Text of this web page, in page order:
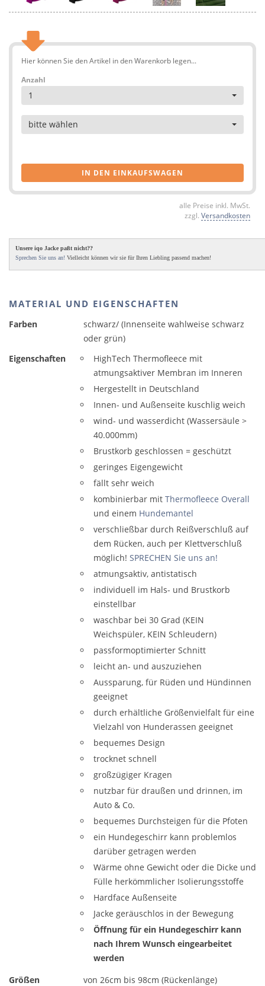
Hier können Sie den Artikel in den Warenkorb legen...
Anzahl
1
Artikel
bitte wählen
IN DEN EINKAUFSWAGEN
alle Preise inkl. MwSt.
zzgl. Versandkosten
Unsere iqo Jacke paßt nicht??
Sprechen Sie uns an! Vielleicht können wir sie für Ihren Liebling passend machen!
MATERIAL UND EIGENSCHAFTEN
Farben
schwarz/ (Innenseite wahlweise schwarz
oder grün)
Eigenschaften
HighTech Thermofleece mit
atmungsaktiver Membran im Inneren
Hergestellt in Deutschland
Innen- und Außenseite kuschlig weich
wind- und wasserdicht (Wassersäule >
40.000mm)
Brustkorb geschlossen = geschützt
geringes Eigengewicht
fällt sehr weich
kombinierbar mit Thermofleece Overall
und einem Hundemantel
verschließbar durch Reißverschluß auf
dem Rücken, auch per Klettverschluß
möglich! SPRECHEN Sie uns an!
atmungsaktiv, antistatisch
individuell im Hals- und Brustkorb
einstellbar
waschbar bei 30 Grad (KEIN
Weichspüler, KEIN Schleudern)
passformoptimierter Schnitt
leicht an- und auszuziehen
Aussparung, für Rüden und Hündinnen
geeignet
durch erhältliche Größenvielfalt für eine
Vielzahl von Hunderassen geeignet
bequemes Design
trocknet schnell
großzügiger Kragen
nutzbar für draußen und drinnen, im
Auto & Co.
bequemes Durchsteigen für die Pfoten
ein Hundegeschirr kann problemlos
darüber getragen werden
Wärme ohne Gewicht oder die Dicke und
Fülle herkömmlicher Isolierungsstoffe
Hardface Außenseite
Jacke geräuschlos in der Bewegung
Öffnung für ein Hundegeschirr kann
nach Ihrem Wunsch eingearbeitet
werden
Größen
von 26cm bis 98cm (Rückenlänge)